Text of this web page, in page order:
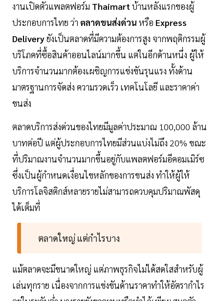
งานเปิดตัวแพลตฟอร์ม Thaimartบ้านหลังแรกของผู้
ประกอบการไทย ว่า ตลาดขนส่งด่วน หรือ Express
Deliveryยังเป็นตลาดที่มีความต้องการสูง จากพฤติกรรมผู้
บริโภคที่ซื้อสินค้าออนไลน์มากขึ้น แต่ในอีกด้านหนึ่ง ผู้ให้
บริการจำนวนมากต้องเผชิญการแข่งขันรุนแรง ทั้งด้าน
มาตรฐานการจัดส่ง ความรวดเร็ว เทคโนโลยี และราคาค่า
ขนส่ง
ตลาดบริการส่งด่วนของไทยมีมูลค่าประมาณ 100,000 ล้าน
บาทต่อปี แต่ผู้ประกอบการไทยมีส่วนแบ่งไม่ถึง 20% ขณะ
ที่ปริมาณงานจำนวนมากขึ้นอยู่กับแพลตฟอร์มอีคอมเมิร์ซ
ซึ่งเป็นผู้กำหนดเงื่อนไขหลักของการขนส่ง ทำให้ผู้ให้
บริการโลจิสติกส์หลายรายไม่สามารถควบคุมปริมาณพัสดุ
ได้เต็มที่
ตลาดใหญ่ แต่กำไรบาง
แม้ตลาดจะมีขนาดใหญ่ แต่ภาพธุรกิจไม่ได้สดใสสำหรับผู้
เล่นทุกราย เนื่องจากการแข่งขันด้านราคาทำให้อัตรากำไร